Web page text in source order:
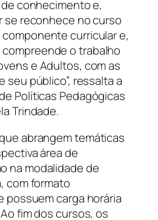
conhecimento e,
se reconhece no curso
curricular e,
o trabalho
e Adultos, com as
público”, ressalta a
Políticas Pedagógicas
Trindade.
abrangem temáticas
área de
na modalidade de
com formato
possuem carga horária
fim dos cursos, os